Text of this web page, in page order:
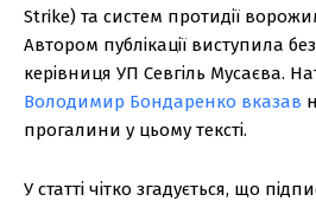
Strike) та систем протидії
Автором публікації виступила
керівниця УП Севгіль Мусаєва.
Володимир Бондаренко вказав
прогалини у цьому тексті.
У статті чітко згадується, що